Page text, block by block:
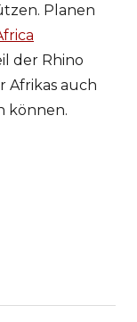
Planen
der Rhino
Afrikas auch
können.